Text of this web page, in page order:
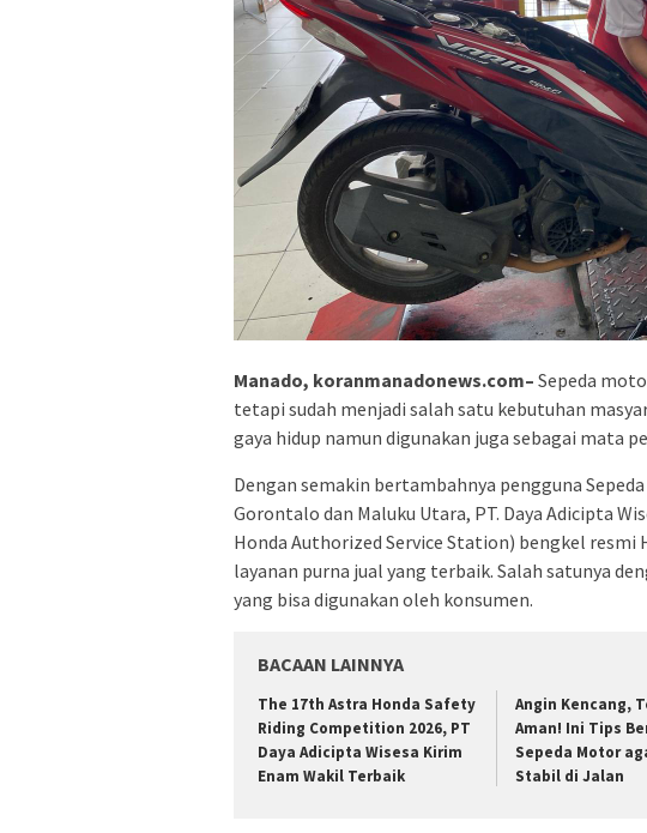
Manado, koranmanadonews.com– Sepeda
tetapi sudah menjadi salah satu kebutuhan
gaya hidup namun digunakan juga sebagai mata
Dengan semakin bertambahnya pengguna
Gorontalo dan Maluku Utara, PT. Daya Adicipta
Honda Authorized Service Station) bengkel resmi
layanan purna jual yang terbaik. Salah satunya
yang bisa digunakan oleh konsumen.
BACAAN LAINNYA
The 17th Astra Honda Safety
Riding Competition 2026, PT
Daya Adicipta Wisesa Kirim
Enam Wakil Terbaik
Angin Kencang,
Aman! Ini Tips
Sepeda Motor
Stabil di Jalan